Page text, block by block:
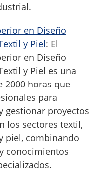
en Diseño
y Piel: El
en Diseño
y Piel es una
2000 horas que
para
gestionar proyectos
los sectores textil,
piel, combinando
conocimientos